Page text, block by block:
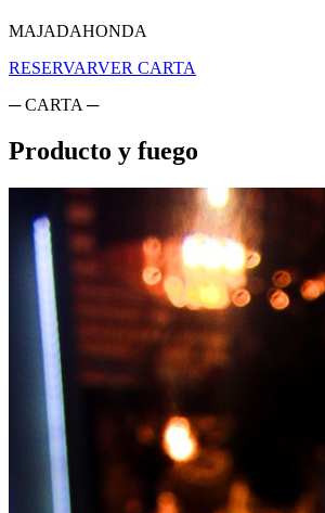
MAJADAHONDA
RESERVARVER CARTA
─ CARTA ─
Producto y fuego